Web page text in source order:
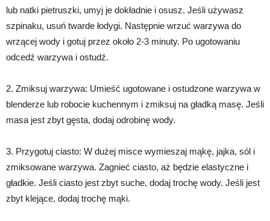
lub natki pietruszki, umyj je dokładnie i osusz. Jeśli używasz
szpinaku, usuń twarde łodygi. Następnie wrzuć warzywa do
wrzącej wody i gotuj przez około 2-3 minuty. Po ugotowaniu
odcedź warzywa i ostudź.
2. Zmiksuj warzywa: Umieść ugotowane i ostudzone warzywa w
blenderze lub robocie kuchennym i zmiksuj na gładką masę. Jeśli
masa jest zbyt gęsta, dodaj odrobinę wody.
3. Przygotuj ciasto: W dużej misce wymieszaj mąkę, jajka, sól i
zmiksowane warzywa. Zagnieć ciasto, aż będzie elastyczne i
gładkie. Jeśli ciasto jest zbyt suche, dodaj trochę wody. Jeśli jest
zbyt klejące, dodaj trochę mąki.